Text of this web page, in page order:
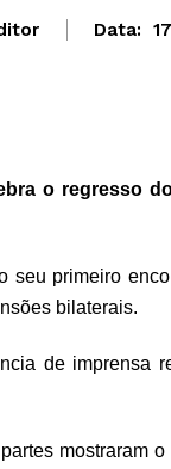
Data:
o regresso
seu primeiro
bilaterais.
de imprensa
mostraram